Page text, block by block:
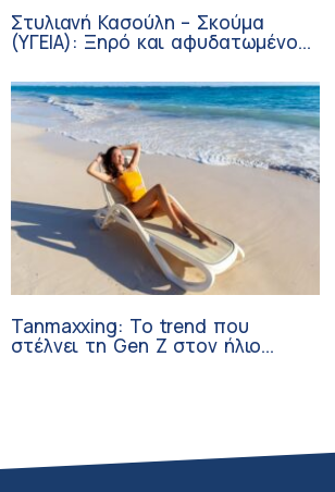
Στυλιανή Κασούλη – Σκούμα
(ΥΓΕΙΑ): Ξηρό και αφυδατωμένο
Tanmaxxing: To trend που
στέλνει τη Gen Z στον ήλιο